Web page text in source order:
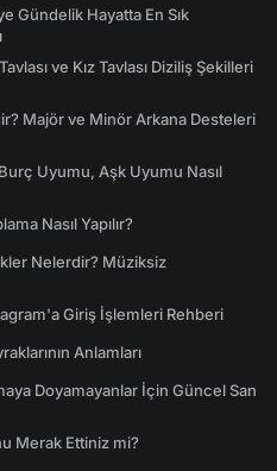
Gündelik Hayatta En Sık
ve Kız Tavlası Diziliş Şekilleri
Majör ve Minör Arkana Desteleri
Uyumu, Aşk Uyumu Nasıl
Nasıl Yapılır?
Nelerdir? Müziksiz
Giriş İşlemleri Rehberi
Anlamları
Doyamayanlar İçin Güncel San
Merak Ettiniz mi?